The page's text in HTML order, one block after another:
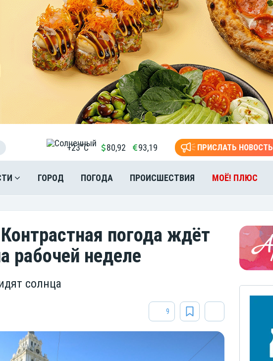
+23°C 80,92 93,19 ПРИСЛАТЬ НОВОСТЬ
ГОРОД ПОГОДА ПРОИСШЕСТВИЯ МОЁ! ПЛЮС
погода ждёт
рабочей неделе
солнца
9